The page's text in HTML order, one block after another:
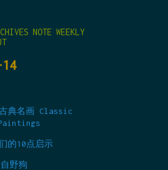
NOTE WEEKLY
典名画 Classic
的10点启示
野狗